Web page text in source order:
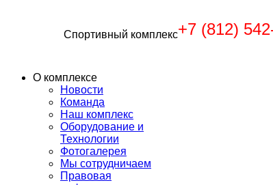
Спортивный комплекс+7 (812)
О комплексе
Новости
Команда
Наш комплекс
Оборудование и
Технологии
Фотогалерея
Мы сотрудничаем
Правовая